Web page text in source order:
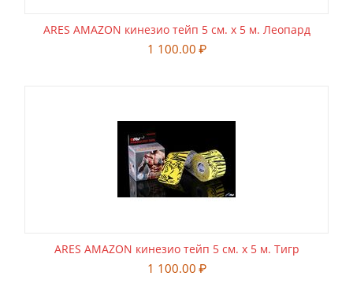
ARES AMAZON кинезио тейп 5 см. х 5 м. Леопард
1 100.00 ₽
ARES AMAZON кинезио тейп 5 см. х 5 м. Тигр
1 100.00 ₽